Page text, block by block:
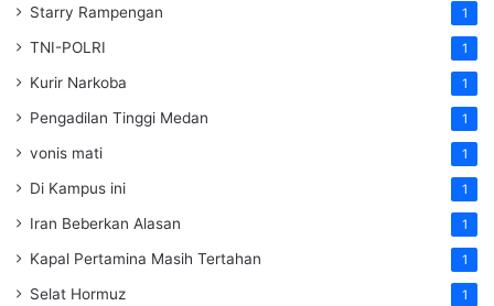
Starry Rampengan 1
TNI-POLRI 1
Kurir Narkoba 1
Pengadilan Tinggi Medan 1
vonis mati 1
Di Kampus ini 1
Iran Beberkan Alasan 1
Kapal Pertamina Masih Tertahan 1
Selat Hormuz 1